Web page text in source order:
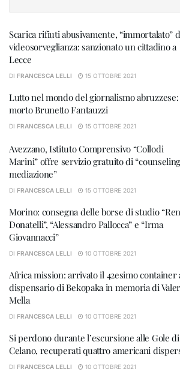
Scarica rifiuti abusivamente, “immortalato”
videosorveglianza: sanzionato un cittadino a
Lecce
DI FRANCESCA LELLI 15 OTTOBRE 2021
Lutto nel mondo del giornalismo abruzzese:
morto Brunetto Fantauzzi
DI FRANCESCA LELLI 15 OTTOBRE 2021
Avezzano, Istituto Comprensivo “Collodi
Marini” offre servizio gratuito di
mediazione”
DI FRANCESCA LELLI 15 OTTOBRE 2021
Morino: consegna delle borse di studio
Donatelli”, “Alessandro Pallocca” e “Irma
Giovannacci”
DI FRANCESCA LELLI 10 OTTOBRE 2021
Africa mission: arrivato il 42esimo container
dispensario di Bekopaka in memoria di
Mella
DI FRANCESCA LELLI 10 OTTOBRE 2021
Si perdono durante l’escursione alle Gole di
Celano, recuperati quattro americani
DI FRANCESCA LELLI 10 OTTOBRE 2021